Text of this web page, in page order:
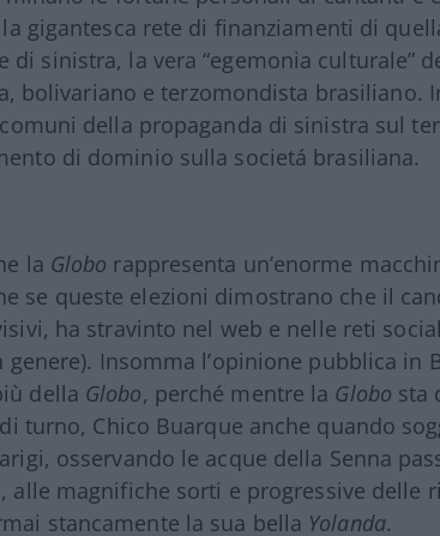
gigantesca rete di finanziamenti di
di sinistra, la vera “egemonia culturale”
bolivariano e terzomondista brasiliano.
della propaganda di sinistra sul
di dominio sulla societá brasiliana.
la Globo rappresenta un’enorme
se queste elezioni dimostrano che il
ha stravinto nel web e nelle reti
genere). Insomma l’opinione pubblica in
della Globo, perché mentre la Globo sta
turno, Chico Buarque anche quando
osservando le acque della Senna
alle magnifiche sorti e progressive delle
stancamente la sua bella Yolanda.